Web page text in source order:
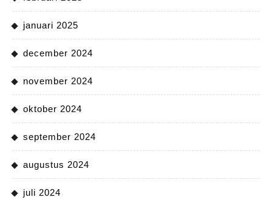
januari 2025
december 2024
november 2024
oktober 2024
september 2024
augustus 2024
juli 2024